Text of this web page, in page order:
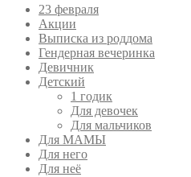
23 февраля
Акции
Выписка из роддома
Гендерная вечеринка
Девичник
Детский
1 годик
Для девочек
Для мальчиков
Для МАМЫ
Для него
Для неё